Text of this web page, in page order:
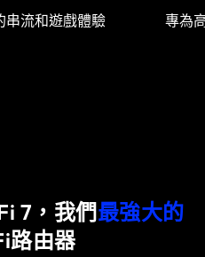
串流和遊戲體驗 專為
7，我們最強大的
路由器